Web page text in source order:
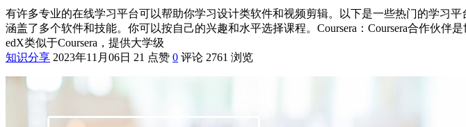
有许多专业的在线学习平台可以帮助你学习设计类软件和视频剪辑。以下是一些热门的学习
涵盖了多个软件和技能。你可以按自己的兴趣和水平选择课程。Coursera：Coursera合作伙
edX类似于Coursera，提供大学级
知识分享 2023年11月06日 21 点赞 0 评论 2761 浏览